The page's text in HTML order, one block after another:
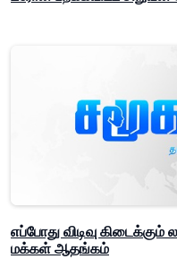
எப்போது விடிவு கிடைக்கும்
மக்கள் ஆதங்கம்